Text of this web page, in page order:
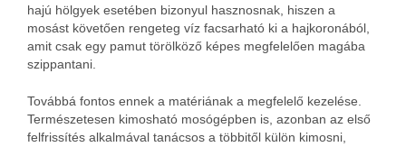
hajú hölgyek esetében bizonyul hasznosnak, hiszen a
mosást követően rengeteg víz facsarható ki a hajkoronából,
amit csak egy pamut törölköző képes megfelelően magába
szippantani.
Továbbá fontos ennek a matériának a megfelelő kezelése.
Természetesen kimosható mosógépben is, azonban az első
felfrissítés alkalmával tanácsos a többitől külön kimosni,